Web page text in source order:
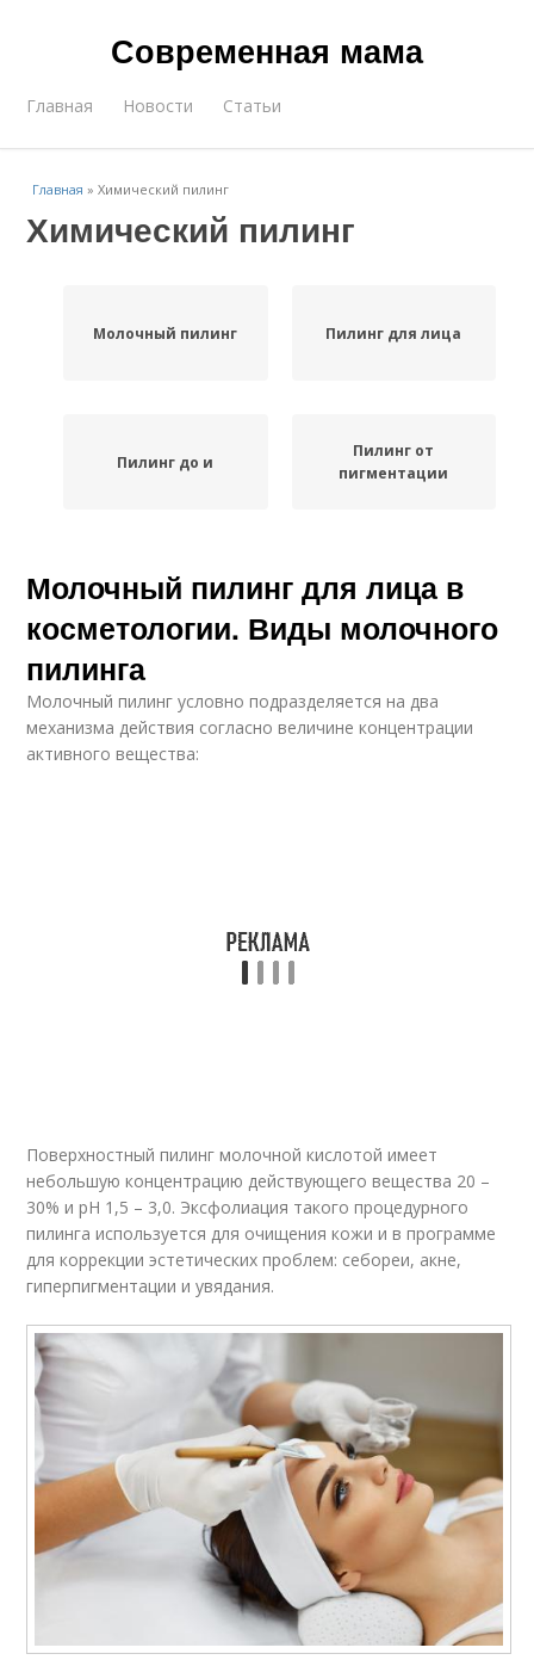
Современная мама
Главная Новости Статьи
Главная »Химический пилинг
Химический пилинг
Молочный пилинг Пилинг для лица
Пилинг до и
Пилинг от
пигментации
Молочный пилинг для лица в
косметологии. Виды молочного
пилинга
Молочный пилинг условно подразделяется на два
механизма действия согласно величине концентрации
активного вещества:
Поверхностный пилинг молочной кислотой имеет
небольшую концентрацию действующего вещества 20 –
30% и pH 1,5 – 3,0. Эксфолиация такого процедурного
пилинга используется для очищения кожи и в программе
для коррекции эстетических проблем: себореи, акне,
гиперпигментации и увядания.